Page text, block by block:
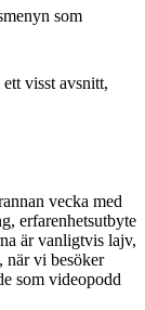
som
visst avsnitt,
vecka med
erfarenhetsutbyte
är vanligtvis lajv,
när vi besöker
som videopodd